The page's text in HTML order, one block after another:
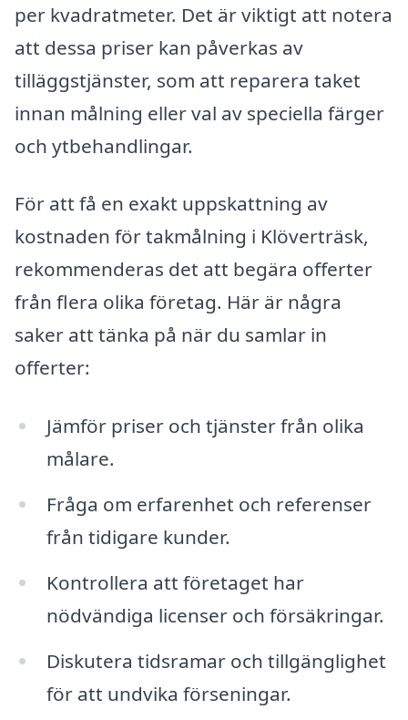
per kvadratmeter. Det är viktigt att notera
att dessa priser kan påverkas av
tilläggstjänster, som att reparera taket
innan målning eller val av speciella färger
och ytbehandlingar.
För att få en exakt uppskattning av
kostnaden för takmålning i Klöverträsk,
rekommenderas det att begära offerter
från flera olika företag. Här är några
saker att tänka på när du samlar in
offerter:
Jämför priser och tjänster från olika
målare.
Fråga om erfarenhet och referenser
från tidigare kunder.
Kontrollera att företaget har
nödvändiga licenser och försäkringar.
Diskutera tidsramar och tillgänglighet
för att undvika förseningar.